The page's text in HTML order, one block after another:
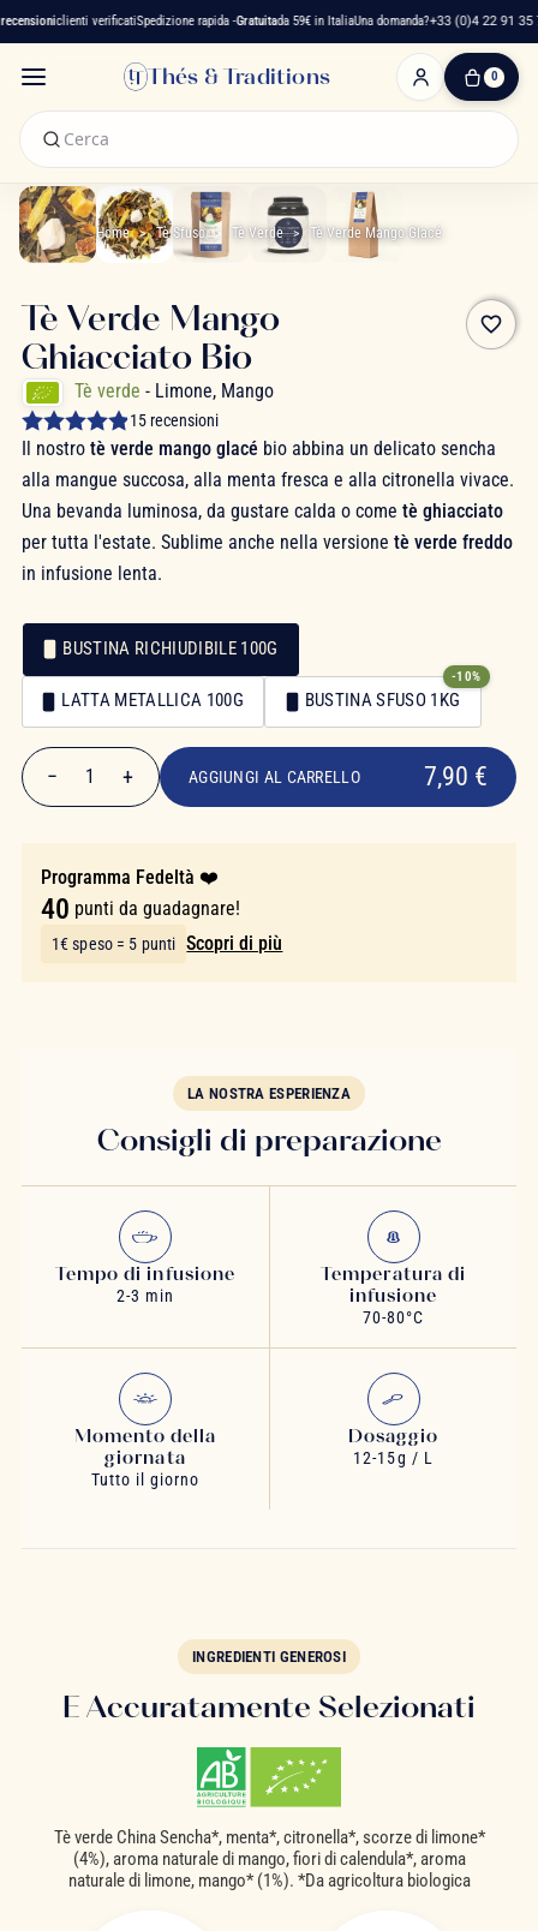
clienti verificatiSpedizione rapida -Gratuitada 59€ in ItaliaUna domanda?+33 (0)4 22 91 35 75
Thés & Traditions 0
0
Mio
Home Tè Sfuso Tè Verde Tè Verde Mango Glacé
favorite_border
Tè Verde Mango
Ghiacciato Bio
Tè verde - Limone, Mango
15 recensioni
Il nostro tè verde mango glacé bio abbina un delicato sencha
alla mangue succosa, alla menta fresca e alla citronella vivace.
Una bevanda luminosa, da gustare calda o come tè ghiacciato
per tutta l'estate. Sublime anche nella versione tè verde freddo
in infusione lenta.
Confezionamento
Confezionamento
BUSTINA RICHIUDIBILE 100G
LATTA METALLICA 100G BUSTINA SFUSO 1KG
-10%
7,90 €
− 1 + AGGIUNGI AL CARRELLO 7,90 €
Programma Fedeltà ❤️
40 punti da guadagnare!
1€ speso = 5 punti Scopri di più
LA NOSTRA ESPERIENZA
Consigli di preparazione
Tempo di infusione
2-3 min
Temperatura di
infusione
70-80°C
Momento della
giornata
Tutto il giorno
Dosaggio
12-15g / L
INGREDIENTI GENEROSI
E Accuratamente Selezionati
Tè verde China Sencha*, menta*, citronella*, scorze di limone*
(4%), aroma naturale di mango, fiori di calendula*, aroma
naturale di limone, mango* (1%). *Da agricoltura biologica